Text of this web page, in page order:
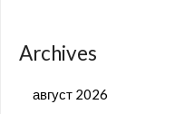
Archives
август 2026